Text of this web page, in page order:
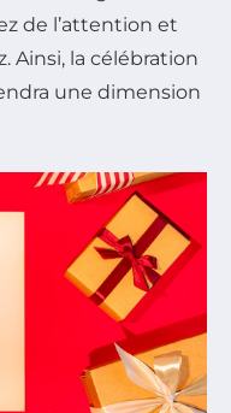
de l’attention et
Ainsi, la célébration
une dimension